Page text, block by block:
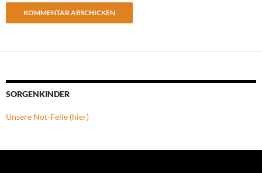
SORGENKINDER
Unsere Not-Felle (hier)